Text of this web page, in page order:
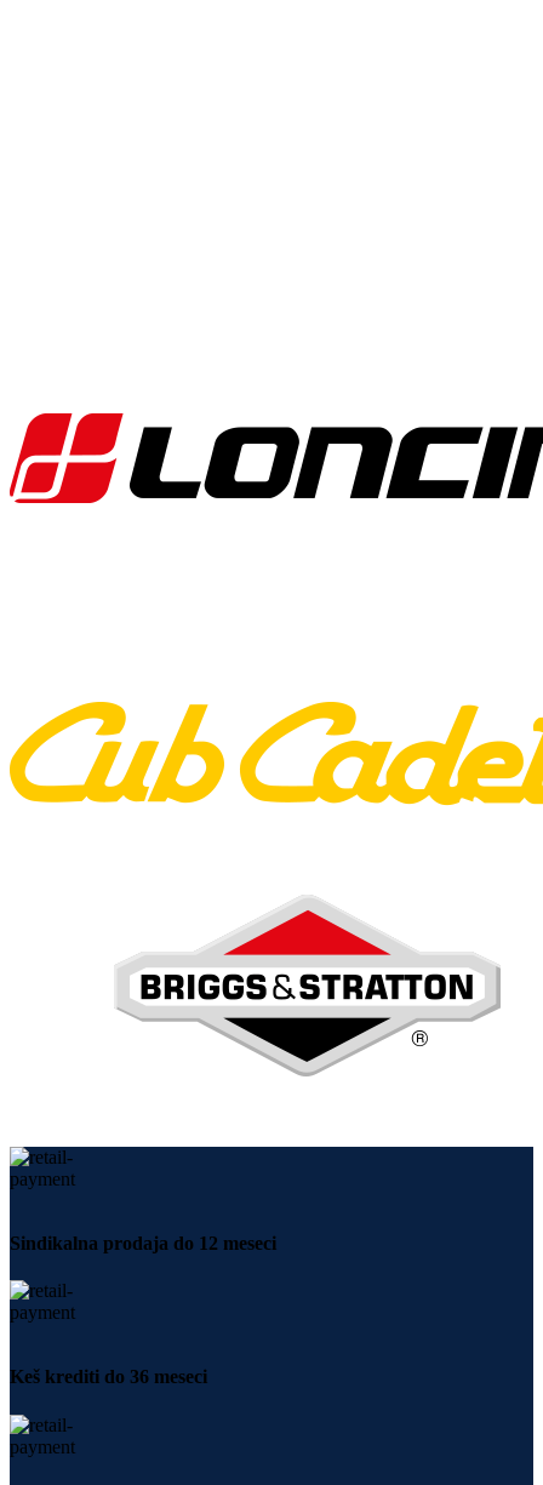
Sindikalna prodaja do 12 meseci
Keš krediti do 36 meseci